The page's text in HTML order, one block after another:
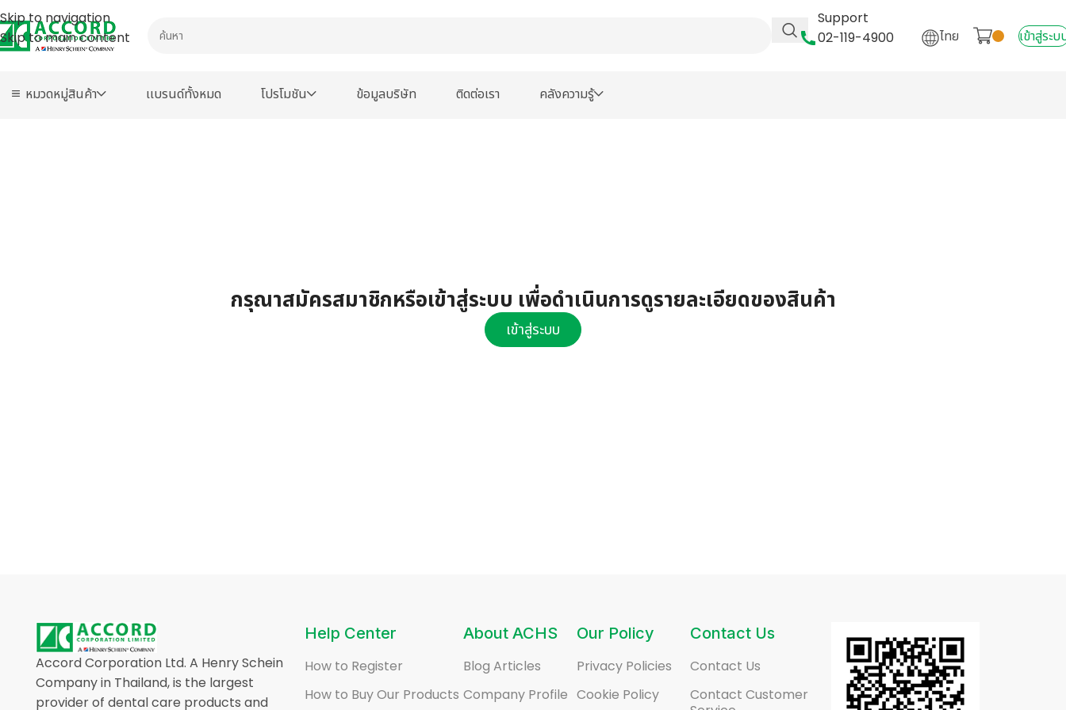
Skip to navigation
Skip to main content
Support
02-119-4900
ไทย เข้าสู่ระบ
หมวดหมู่สินค้า เเบรนด์ทั้งหมด โปรโมชัน ข้อมูลบริษัท ติดต่อเรา คลังความรู้
กรุณาสมัครสมาชิกหรือเข้าสู่ระบบ เพื่อดำเนินการดูรายละเอียดของสินค้า
เข้าสู่ระบบ
Accord Corporation Ltd. A Henry Schein
Company in Thailand, is the largest
provider of dental care products and
Help Center
How to Register
How to Buy Our Products
About ACHS
Blog Articles
Company Profile
Our Policy
Privacy Policies
Cookie Policy
Contact Us
Contact Us
Contact Customer